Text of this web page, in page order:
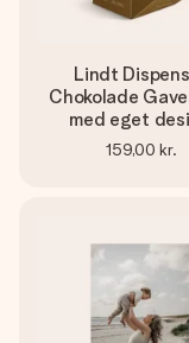
Lindt
Chokolade
med eget
159,00 kr.